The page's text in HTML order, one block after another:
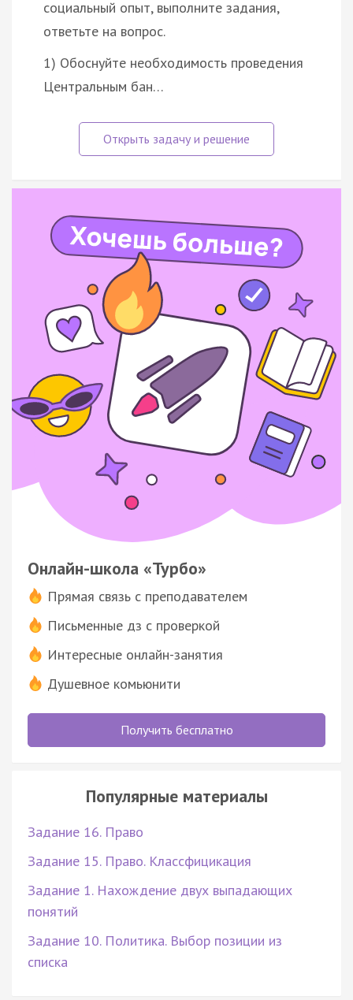
социальный опыт, выполните задания,
ответьте на вопрос.
1) Обоснуйте необходимость проведения
Центральным бан…
Онлайн-школа «Турбо»
Прямая связь с преподавателем
Письменные дз с проверкой
Интересные онлайн-занятия
Душевное комьюнити
Получить бесплатно
Популярные материалы
Задание 16. Право
Задание 15. Право. Классфицикация
Задание 1. Нахождение двух выпадающих
понятий
Задание 10. Политика. Выбор позиции из
списка